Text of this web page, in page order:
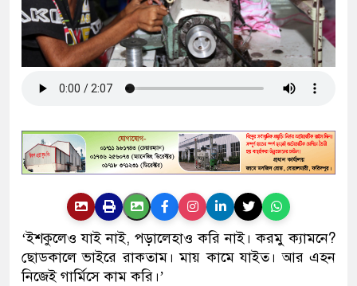
‘ইশকুলেও যাই নাই, পড়ালেহাও করি নাই। করমু ক্যামনে?
ছোডকালে ভাইরে রাকতাম। মায় কামে যাইত। আর এহন
নিজেই গার্মিসে কাম করি।’